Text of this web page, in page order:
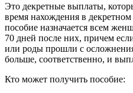
Это декретные выплаты,
время нахождения в
пособие назначается всем
70 дней после них, причем
или роды прошли с
больше, соответственно, и
Кто может получить пособие: